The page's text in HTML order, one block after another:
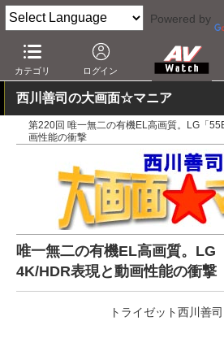
Powered by
カテゴリ ログイン
AV Watch 製品 テレビ LG
西川善司の大画面☆マニア
第220回 唯一無二の有機EL高画質。LG「
画性能の衝撃
唯一無二の有機EL高画質。LG
4K/HDR表現と動画性能の衝撃
トライゼット西川善司